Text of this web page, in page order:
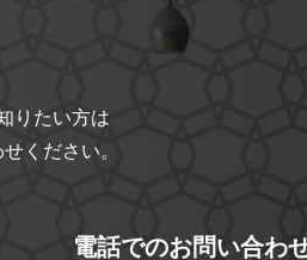
りたい方は
ください。
電話でのお問い合わ